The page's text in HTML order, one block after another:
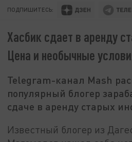
ПОДПИШИТЕСЬ:
Хасбик сдает в аренду
Цена и необычные
Telegram-канал Mash
популярный блогер
сдаче в аренду старых
Известный блогер из